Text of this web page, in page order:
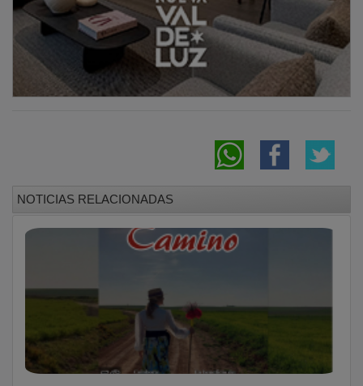
El arte Flamenco se vuelve solidario con el
espectáculo “Camino”
La Serranía de Guadalajara, en aviso por
chubascos tormentosos este jueves